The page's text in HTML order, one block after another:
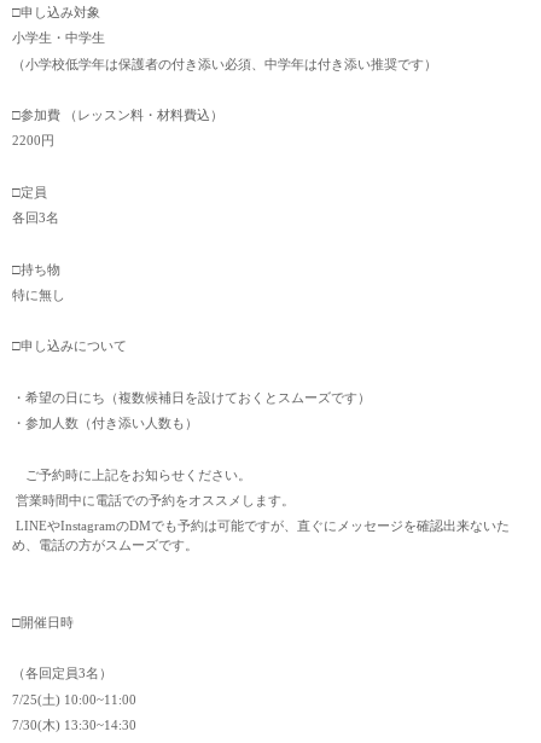
□申し込み対象
小学生・中学生
（小学校低学年は保護者の付き添い必須、中学年は付き添い推奨です）
□参加費 （レッスン料・材料費込）
2200円
□定員
各回3名
□持ち物
特に無し
□申し込みについて
・希望の日にち（複数候補日を設けておくとスムーズです）
・参加人数（付き添い人数も）
ご予約時に上記をお知らせください。
営業時間中に電話での予約をオススメします。
LINEやInstagramのDMでも予約は可能ですが、直ぐにメッセージを確認出来ないた
め、電話の方がスムーズです。
□開催日時
（各回定員3名）
7/25(土) 10:00~11:00
7/30(木) 13:30~14:30